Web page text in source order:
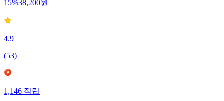
15%38,200원
4.9
(53)
1,146적립